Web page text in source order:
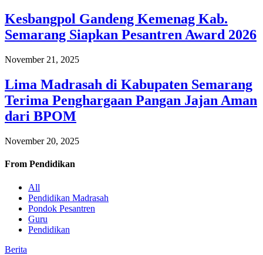
Kesbangpol Gandeng Kemenag Kab.
Semarang Siapkan Pesantren Award 2026
November 21, 2025
Lima Madrasah di Kabupaten Semarang
Terima Penghargaan Pangan Jajan Aman
dari BPOM
November 20, 2025
From Pendidikan
All
Pendidikan Madrasah
Pondok Pesantren
Guru
Pendidikan
Berita